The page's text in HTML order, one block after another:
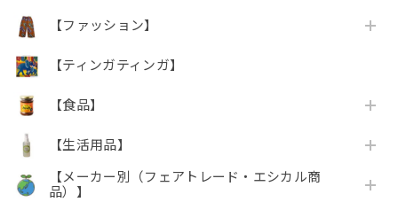
【ファッション】
【ティンガティンガ】
【食品】
【生活用品】
【メーカー別（フェアトレード・エシカル商
品）】